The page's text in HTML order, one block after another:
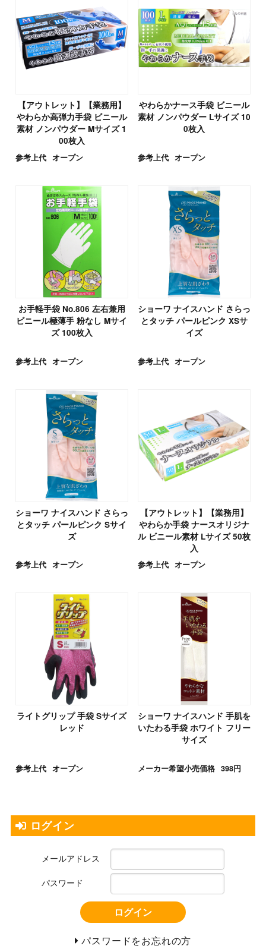
【アウトレット】【業務用】
やわらか高弾力手袋 ビニール
素材 ノンパウダー Mサイズ 1
00枚入
参考上代 オープン
やわらかナース手袋 ビニール
素材 ノンパウダー Lサイズ 10
0枚入
参考上代 オープン
お手軽手袋 No.806 左右兼用
ビニール極薄手 粉なし Mサイ
ズ 100枚入
参考上代 オープン
ショーワ ナイスハンド さらっ
とタッチ パールピンク XSサ
イズ
参考上代 オープン
ショーワ ナイスハンド さらっ
とタッチ パールピンク Sサイ
ズ
参考上代 オープン
【アウトレット】【業務用】
やわらか手袋 ナースオリジナ
ル ビニール素材 Lサイズ 50枚
入
参考上代 オープン
ライトグリップ 手袋 Sサイズ
レッド
参考上代 オープン
ショーワ ナイスハンド 手肌を
いたわる手袋 ホワイト フリー
サイズ
メーカー希望小売価格 398円
ログイン
メールアドレス
パスワード
ログイン
パスワードをお忘れの方